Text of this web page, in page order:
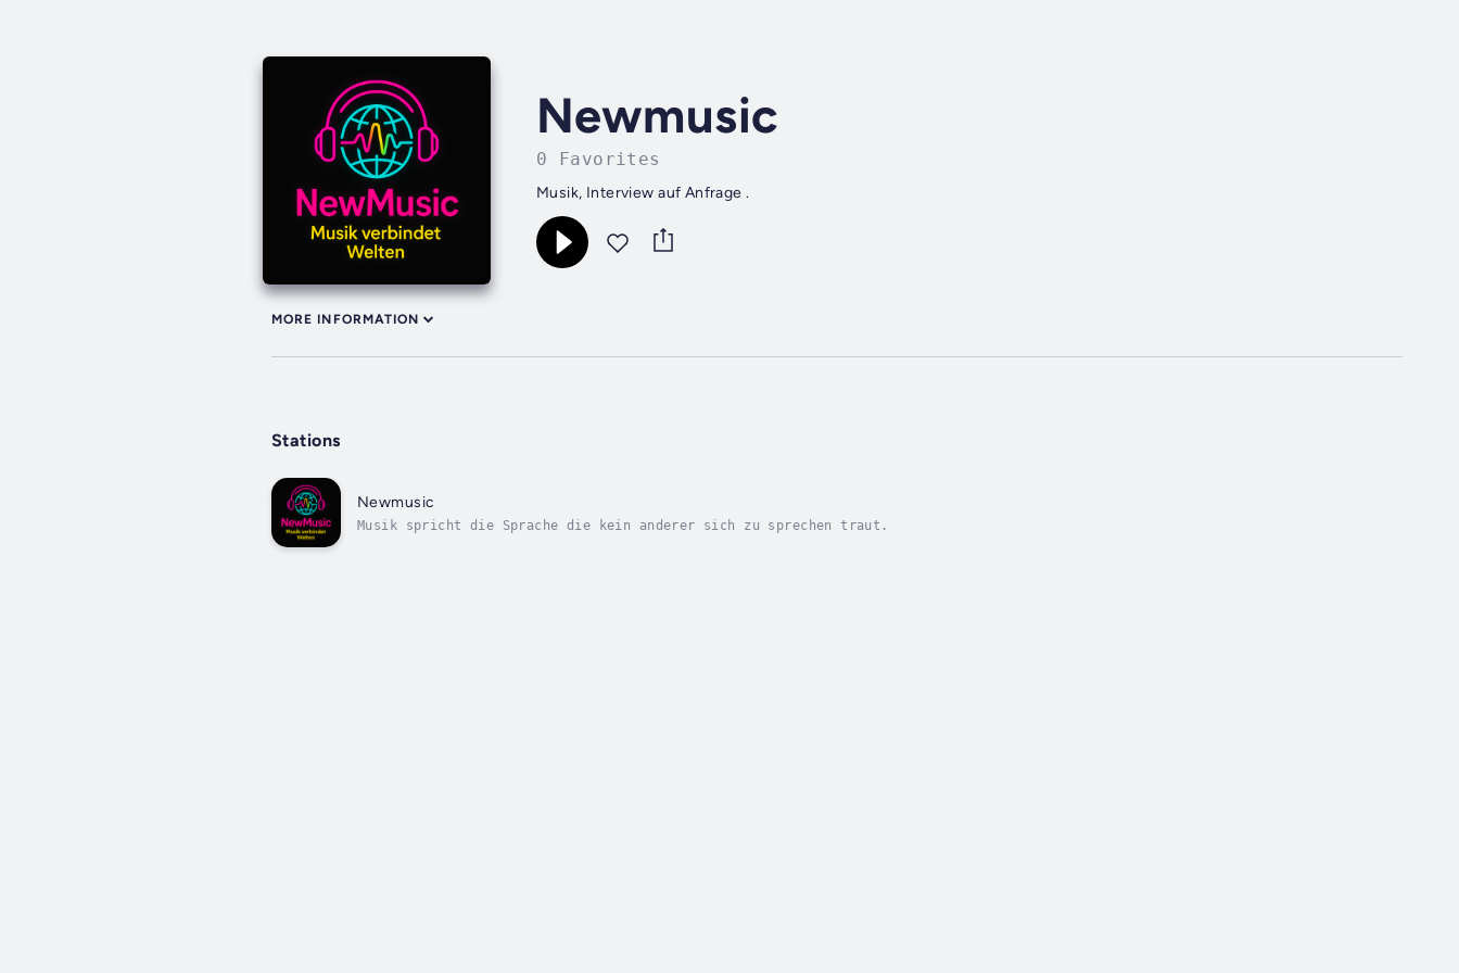
Newmusic
0 Favorites
Musik, Interview auf Anfrage .
MORE INFORMATION
Stations
Newmusic
Musik spricht die Sprache die kein anderer sich zu sprechen traut.